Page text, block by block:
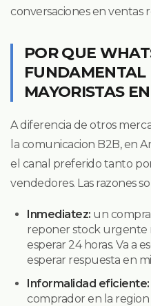
conversaciones en ventas
POR QUE
FUNDAMENTAL
MAYORISTAS
A diferencia de otros
la comunicacion B2B, en
el canal preferido tanto
vendedores. Las razones
Inmediatez: un
reponer stock urgente
esperar 24 horas. Va a
esperar respuesta en
Informalidad eficiente:
comprador en la